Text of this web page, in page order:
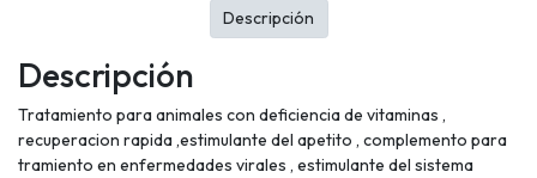
Descripción
Tratamiento para animales con deficiencia de vitaminas ,
recuperacion rapida ,estimulante del apetito , complemento para
tramiento en enfermedades virales , estimulante del sistema
Descripción